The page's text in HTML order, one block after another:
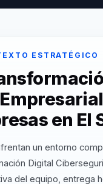
ESTRATÉGICO
en El
un entorno
Digital
del equipo, entrega